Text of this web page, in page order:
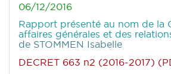
06/12/2016
Rapport présenté au nom de la
affaires générales et des
de STOMMEN Isabelle
DECRET 663 n2 (2016-2017)